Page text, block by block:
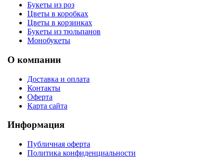
Букеты из роз
Цветы в коробках
Цветы в корзинках
Букеты из тюльпанов
Монобукеты
О компании
Доставка и оплата
Контакты
Оферта
Карта сайта
Информация
Публичная оферта
Политика конфиденциальности